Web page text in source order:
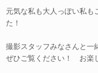
元気な私も大人っぽい私も
た！
撮影スタッフみなさんと一
ぜひご覧ください！ お楽